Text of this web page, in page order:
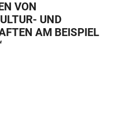
VON
UND
AM BEISPIEL